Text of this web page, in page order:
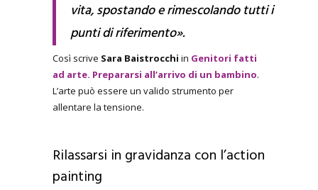
vita, spostando e rimescolando tutti i
punti di riferimento».
Così scrive Sara Baistrocchi in Genitori fatti
ad arte. Prepararsi all’arrivo di un bambino.
L’arte può essere un valido strumento per
allentare la tensione.
Rilassarsi in gravidanza con l’action
painting